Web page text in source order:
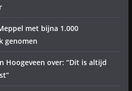
met bijna 1.000
genomen
Hoogeveen over: “Dit is altijd